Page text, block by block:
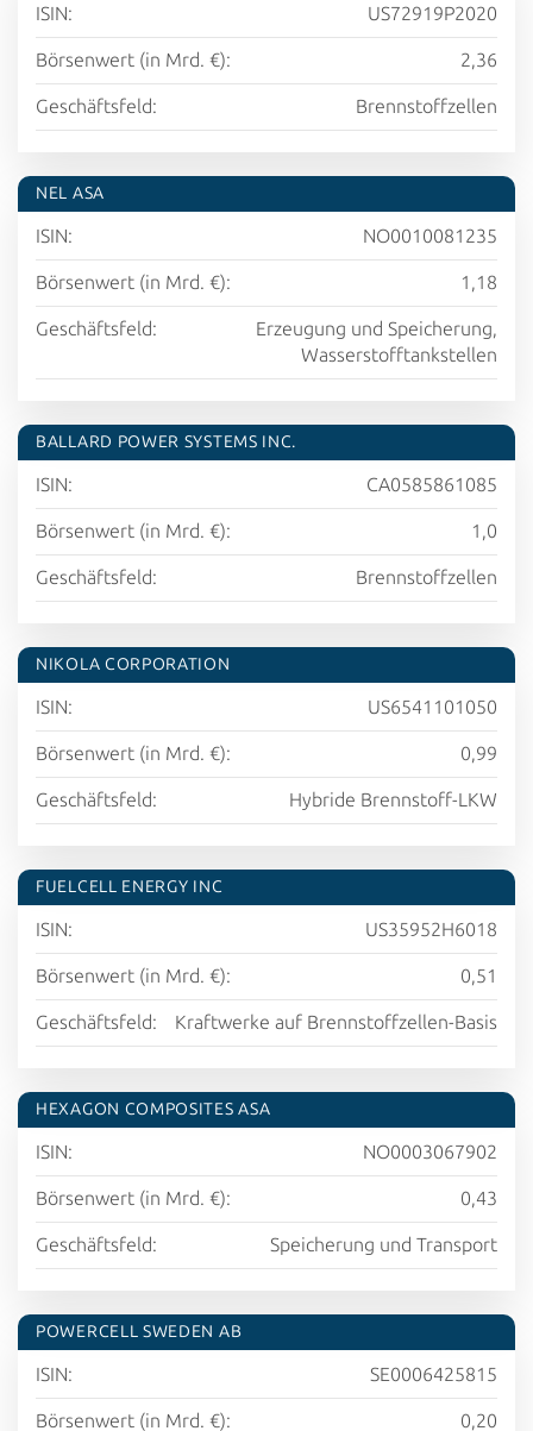
ISIN: US72919P2020
Börsenwert (in Mrd. €): 2,36
Geschäftsfeld: Brennstoffzellen
NEL ASA
ISIN: NO0010081235
Börsenwert (in Mrd. €): 1,18
Geschäftsfeld:
Erzeugung und Speicherung,
Wasserstofftankstellen
BALLARD POWER SYSTEMS INC.
ISIN: CA0585861085
Börsenwert (in Mrd. €): 1,0
Geschäftsfeld: Brennstoffzellen
NIKOLA CORPORATION
ISIN: US6541101050
Börsenwert (in Mrd. €): 0,99
Geschäftsfeld: Hybride Brennstoff-LKW
FUELCELL ENERGY INC
ISIN: US35952H6018
Börsenwert (in Mrd. €): 0,51
Geschäftsfeld: Kraftwerke auf Brennstoffzellen-Basis
HEXAGON COMPOSITES ASA
ISIN: NO0003067902
Börsenwert (in Mrd. €): 0,43
Geschäftsfeld: Speicherung und Transport
POWERCELL SWEDEN AB
ISIN: SE0006425815
Börsenwert (in Mrd. €): 0,20